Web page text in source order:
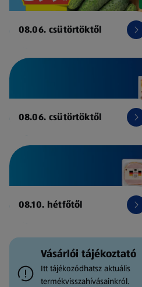
08.06. csütörtöktől
08.06. csütörtöktől
08.10. hétfőtől
Vásárlói tájékoztató
Itt tájékozódhatsz aktuális
termékvisszahívásainkról.